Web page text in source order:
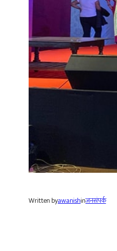
Written byawanishinजनसंपर्क